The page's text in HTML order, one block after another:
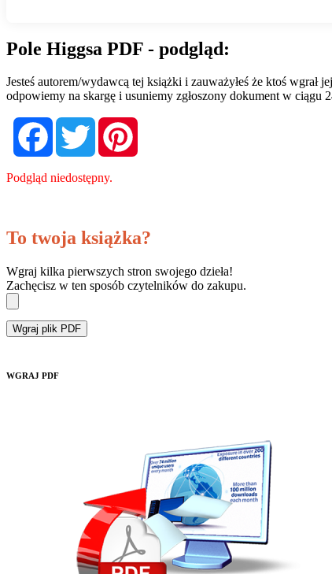
Pole Higgsa PDF - podgląd:
Jesteś autorem/wydawcą tej książki i zauważyłeś że ktoś
odpowiemy na skargę i usuniemy zgłoszony dokument w ciągu
FacebookTwitter
Podgląd niedostępny.
To twoja książka?
Wgraj kilka pierwszych stron swojego dzieła!
Zachęcisz w ten sposób czytelników do zakupu.
Wgraj plik PDF
WGRAJ PDF